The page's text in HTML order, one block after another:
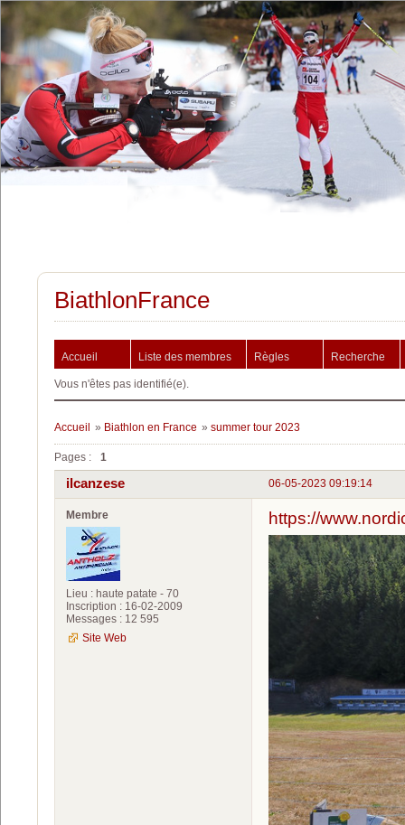
BiathlonFrance
Accueil Liste des membres Règles Recherche
Vous n'êtes pas identifié(e).
Accueil » Biathlon en France » summer tour 2023
Pages : 1
06-05-2023 09:19:14
ilcanzese
Membre
Lieu : haute patate - 70
Inscription : 16-02-2009
Messages : 12 595
Site Web
https://